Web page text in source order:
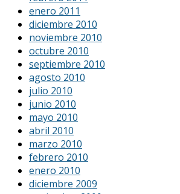
enero 2011
diciembre 2010
noviembre 2010
octubre 2010
septiembre 2010
agosto 2010
julio 2010
junio 2010
mayo 2010
abril 2010
marzo 2010
febrero 2010
enero 2010
diciembre 2009